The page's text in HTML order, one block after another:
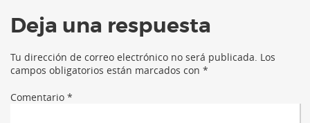
Deja una respuesta
Tu dirección de correo electrónico no será publicada. Los
campos obligatorios están marcados con *
Comentario *